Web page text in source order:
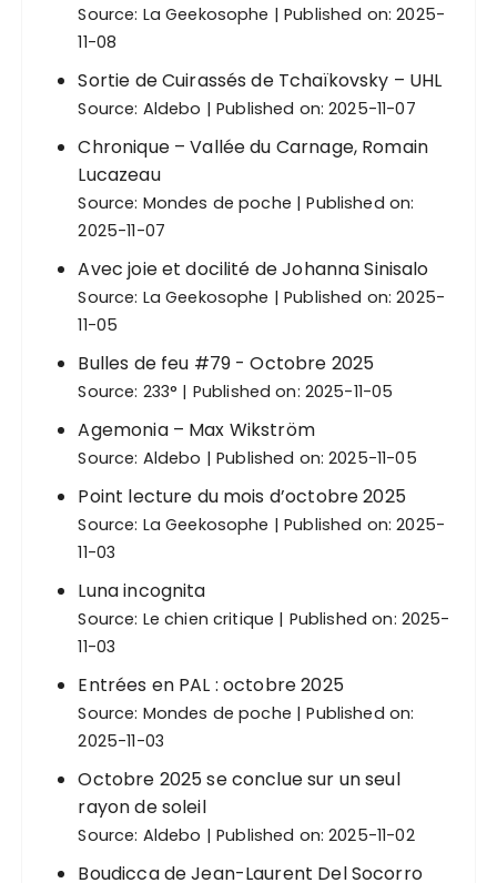
Source: La Geekosophe
Published on: 2025-
11-08
Sortie de Cuirassés de Tchaïkovsky – UHL
Source: Aldebo Published on: 2025-11-07
Chronique – Vallée du Carnage, Romain
Lucazeau
Source: Mondes de poche
Published on:
2025-11-07
Avec joie et docilité de Johanna Sinisalo
Source: La Geekosophe
Published on: 2025-
11-05
Bulles de feu #79 - Octobre 2025
Source: 233° Published on: 2025-11-05
Agemonia – Max Wikström
Source: Aldebo Published on: 2025-11-05
Point lecture du mois d’octobre 2025
Source: La Geekosophe
Published on: 2025-
11-03
Luna incognita
Source: Le chien critique
Published on: 2025-
11-03
Entrées en PAL : octobre 2025
Source: Mondes de poche
Published on:
2025-11-03
Octobre 2025 se conclue sur un seul
rayon de soleil
Source: Aldebo Published on: 2025-11-02
Boudicca de Jean-Laurent Del Socorro